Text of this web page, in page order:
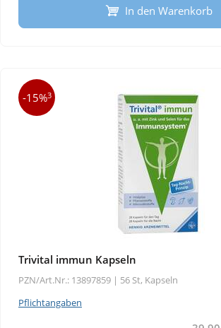
In den Warenkorb
-15%3
Trivital immun Kapseln
PZN/Art.Nr.: 13897859 | 56 St, Kapseln
Pflichtangaben